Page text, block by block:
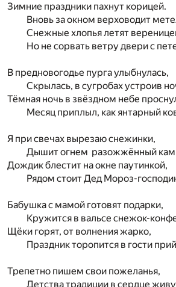
Зимние праздники пахнут корицей.
Вновь за окном верховодит
Снежные хлопья летят
Но не сорвать ветру двери с
В предновогодье пурга улыбнулась,
Скрылась, в сугробах устроив
Тёмная ночь в звёздном небе
Месяц приплыл, как янтарный
Я при свечах вырезаю снежинки,
Дышит огнем разожжённый
Дождик блестит на окне паутинкой,
Рядом стоит Дед Мороз-
Бабушка с мамой готовят подарки,
Кружится в вальсе снежок-
Щёки горят, от волнения жарко,
Праздник торопится в гости
Трепетно пишем свои пожеланья,
Детства традиции в сердце